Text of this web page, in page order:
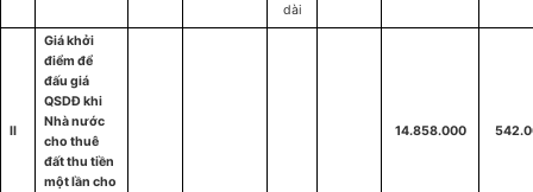
dài
II
Giá khởi
điểm để
đấu giá
QSDĐ khi
Nhà nước
cho thuê
đất thu tiền
một lần cho
14.858.000